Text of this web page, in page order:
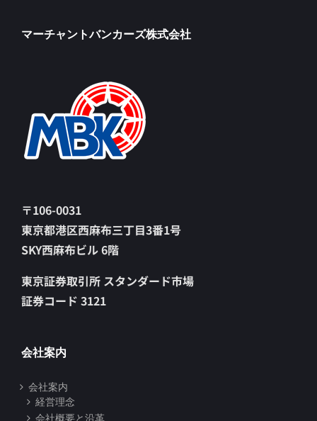
マーチャントバンカーズ株式会社
〒106-0031
東京都港区西麻布三丁目3番1号
SKY西麻布ビル 6階
東京証券取引所 スタンダード市場
証券コード 3121
会社案内
会社案内
経営理念
会社概要と沿革